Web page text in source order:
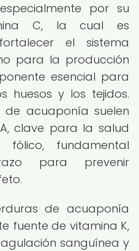
por su
C, la cual es
el sistema
para la producción
esencial para
huesos y los tejidos.
de acuaponía suelen
clave para la salud
fundamental
para prevenir
de acuaponía
fuente de vitamina K,
sanguínea y